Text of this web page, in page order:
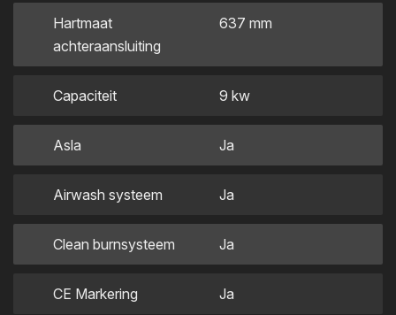
Hartmaat
achteraansluiting
637 mm
Capaciteit 9 kw
Asla Ja
Airwash systeem Ja
Clean burnsysteem Ja
CE Markering Ja